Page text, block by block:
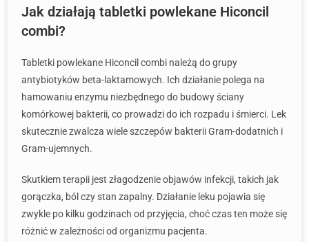
Jak działają tabletki powlekane Hiconcil
combi?
Tabletki powlekane Hiconcil combi należą do grupy
antybiotyków beta-laktamowych. Ich działanie polega na
hamowaniu enzymu niezbędnego do budowy ściany
komórkowej bakterii, co prowadzi do ich rozpadu i śmierci. Lek
skutecznie zwalcza wiele szczepów bakterii Gram-dodatnich i
Gram-ujemnych.
Skutkiem terapii jest złagodzenie objawów infekcji, takich jak
gorączka, ból czy stan zapalny. Działanie leku pojawia się
zwykle po kilku godzinach od przyjęcia, choć czas ten może się
różnić w zależności od organizmu pacjenta.